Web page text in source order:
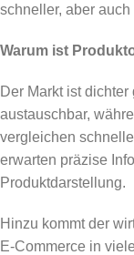
schneller, aber auch
Warum ist
Der Markt ist
austauschbar,
vergleichen
erwarten präzise
Produktdarstellung.
Hinzu kommt der
E-Commerce in